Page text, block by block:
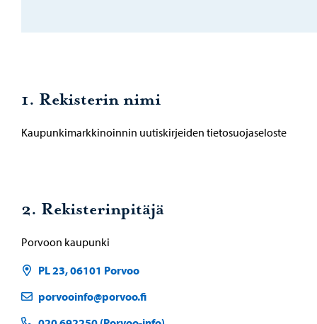
1. Rekisterin nimi
Kaupunkimarkkinoinnin uutiskirjeiden tietosuojaseloste
2. Rekisterinpitäjä
Porvoon kaupunki
PL 23, 06101 Porvoo
porvooinfo@porvoo.fi